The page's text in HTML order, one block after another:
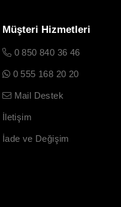
Müşteri Hizmetleri
0 850 840 36 46
0 555 168 20 20
Mail Destek
İletişim
İade ve Değişim